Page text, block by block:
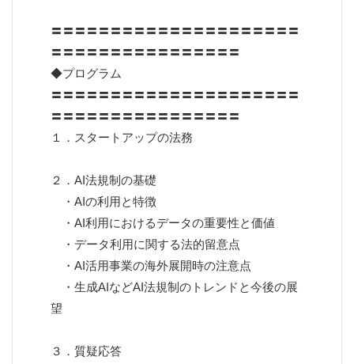
〓〓〓〓〓〓〓〓〓〓〓〓〓〓〓〓〓〓〓〓〓
〓〓〓〓〓〓〓〓〓〓〓〓〓〓〓〓
◆プログラム
〓〓〓〓〓〓〓〓〓〓〓〓〓〓〓〓〓〓〓〓〓
〓〓〓〓〓〓〓〓〓〓〓〓〓〓〓〓
１．スタートアップの法務
２．AI法規制の基礎
・AIの利用と特徴
・AI利用におけるデータの重要性と価値
・データ利用に関する法的留意点
・AI活用事業の海外展開時の注意点
・生成AIなどAI法規制のトレンドと今後の展
望
３．質疑応答